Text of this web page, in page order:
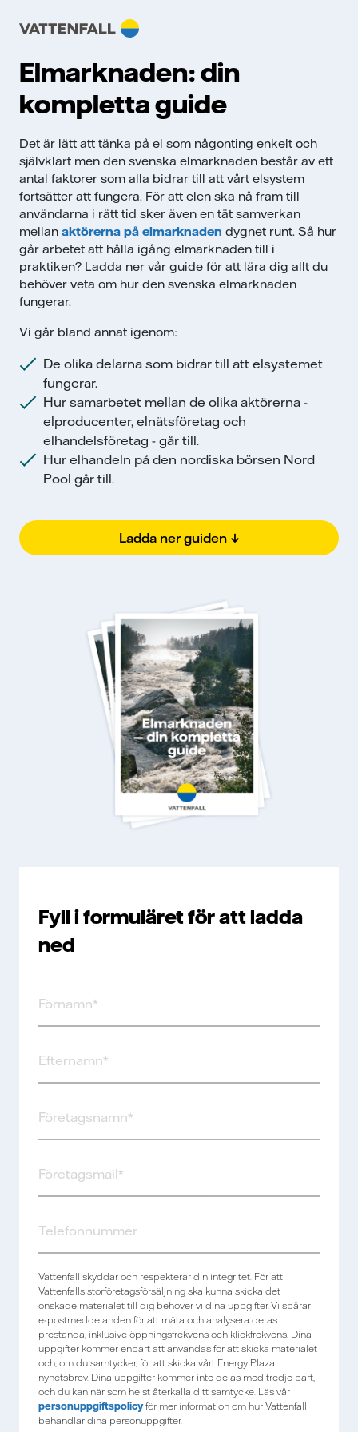
Elmarknaden: din
kompletta guide
Det är lätt att tänka på el som någonting enkelt och
självklart men den svenska elmarknaden består av ett
antal faktorer som alla bidrar till att vårt elsystem
fortsätter att fungera. För att elen ska nå fram till
användarna i rätt tid sker även en tät samverkan
mellan aktörerna på elmarknaden dygnet runt. Så hur
går arbetet att hålla igång elmarknaden till i
praktiken? Ladda ner vår guide för att lära dig allt du
behöver veta om hur den svenska elmarknaden
fungerar.
Vi går bland annat igenom:
De olika delarna som bidrar till att elsystemet
fungerar.
Hur samarbetet mellan de olika aktörerna -
elproducenter, elnätsföretag och
elhandelsföretag - går till.
Hur elhandeln på den nordiska börsen Nord
Pool går till.
Ladda ner guiden ↓
Fyll i formuläret för att ladda
ned
Vattenfall skyddar och respekterar din integritet. För att
Vattenfalls storföretagsförsäljning ska kunna skicka det
önskade materialet till dig behöver vi dina uppgifter. Vi spårar
e-postmeddelanden för att mäta och analysera deras
prestanda, inklusive öppningsfrekvens och klickfrekvens. Dina
uppgifter kommer enbart att användas för att skicka materialet
och, om du samtycker, för att skicka vårt Energy Plaza
nyhetsbrev. Dina uppgifter kommer inte delas med tredje part,
och du kan när som helst återkalla ditt samtycke. Läs vår
personuppgiftspolicyför mer information om hur Vattenfall
behandlar dina personuppgifter.